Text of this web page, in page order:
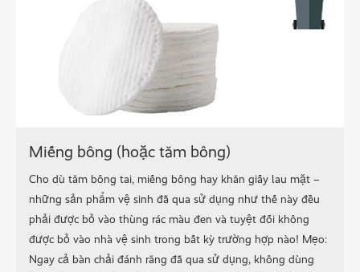
Miếng bông (hoặc tăm bông)
Cho dù tăm bông tai, miếng bông hay khăn giấy lau mặt –
những sản phẩm vệ sinh đã qua sử dụng như thế này đều
phải được bỏ vào thùng rác màu đen và tuyệt đối không
được bỏ vào nhà vệ sinh trong bất kỳ trường hợp nào! Mẹo:
Ngay cả bàn chải đánh răng đã qua sử dụng, không dùng